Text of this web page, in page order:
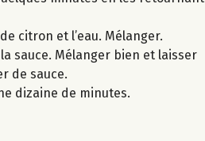
citron et l’eau. Mélanger.
sauce. Mélanger bien et laisser
de sauce.
dizaine de minutes.